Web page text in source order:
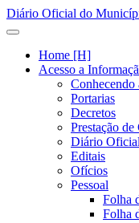
Diário Oficial do
Home [H]
Acesso a
Conhecendo
Portarias
Decretos
Prestação de
Diário
Editais
Ofícios
Pessoal
Folha
Folha